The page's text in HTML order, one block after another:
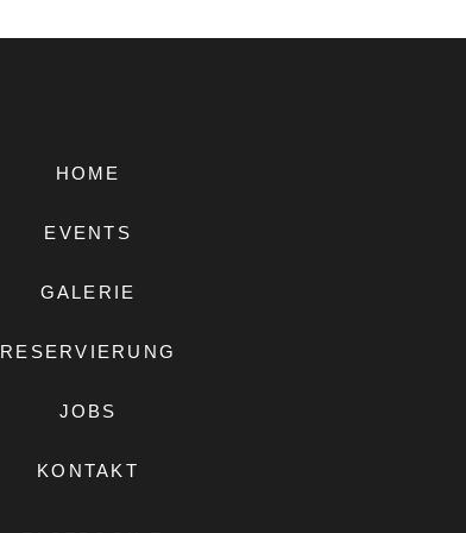
HOME
EVENTS
GALERIE
RESERVIERUNG
JOBS
KONTAKT